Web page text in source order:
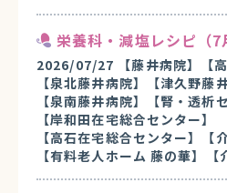
栄養科・減塩レシピ（7
2026/07/27 【藤井病院】
【
【泉北藤井病院】
【津久野藤
【泉南藤井病院】
【腎・透析
【岸和田在宅総合センター】
【高石在宅総合センター】
【
【有料老人ホーム 藤の華】